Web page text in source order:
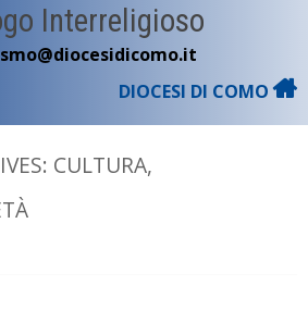
Interreligioso
DIOCESI DI COMO
CULTURA,